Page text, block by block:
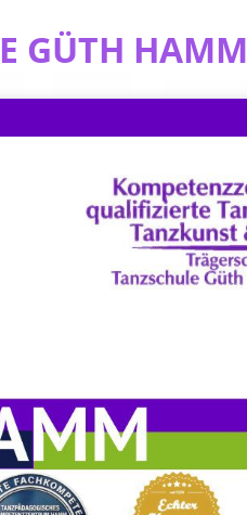
GÜTH HAMM